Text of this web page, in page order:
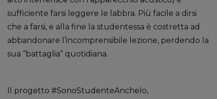
sufficiente farsi leggere le labbra. Più facile a dirsi
che a farsi, e alla fine la studentessa è costretta ad
abbandonare l’incomprensibile lezione, perdendo la
sua “battaglia” quotidiana.
Il progetto #SonoStudenteAncheIo,